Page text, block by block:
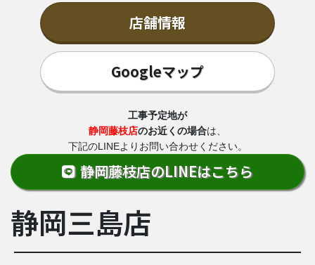
店舗情報
Googleマップ
工事予定地が
静岡藤枝店のお近くの場合は、
下記のLINEよりお問い合わせください。
静岡藤枝店のLINEはこちら
静岡三島店